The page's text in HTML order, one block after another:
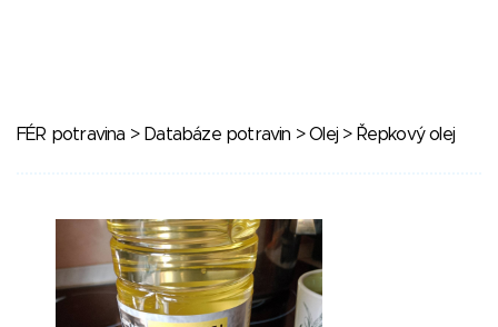
FÉR potravina > Databáze potravin >Olej > Řepkový olej